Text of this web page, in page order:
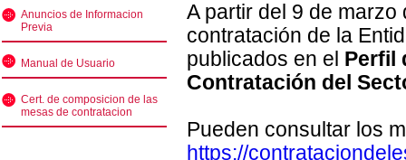
Anuncios de Informacion
Previa
Manual de Usuario
Cert. de composicion de las
mesas de contratacion
A partir del 9 de
contratación de la
publicados en el Perfil
Contratación del
Pueden consultar los
https://